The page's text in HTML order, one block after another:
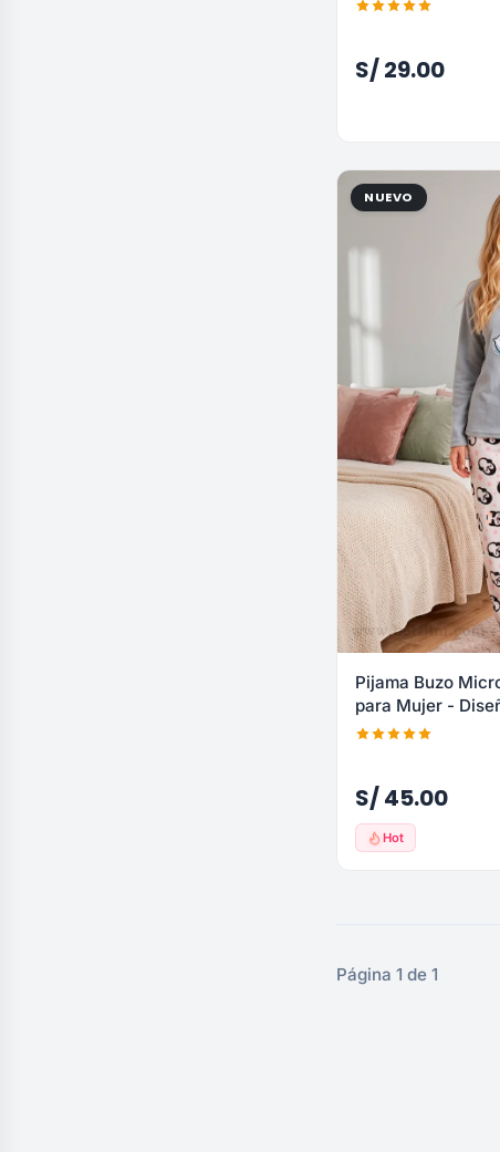
S/ 29.00
NUEVO
Pijama Buzo
para Mujer -
S/ 45.00
Hot
Página 1 de 1